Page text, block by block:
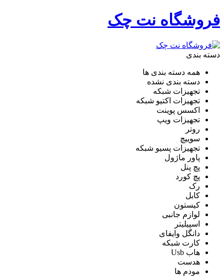
فروشگاه نت چک
دسته بندی
همه دسته بندی ها
دسته بندی نشده
تجهیزات شبکه
تجهیزات اکتیو شبکه
اکسس پوینت
تجهیزات ویپ
روتر
سوییچ
تجهیزات پسیو شبکه
پاور ماژول
پچ پنل
پچ کورد
رک
کابل
کیستون
لوازم جانبی
اسپیلیتر
دانگل وایفای
کارت شبکه
هاب Usb
هدست
مودم ها